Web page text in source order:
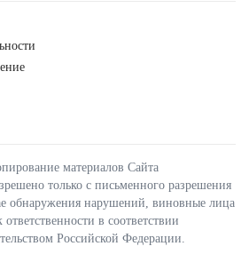
материалов Сайта
только с письменного разрешения
обнаружения нарушений, виновные лица
в соответствии
Российской Федерации.